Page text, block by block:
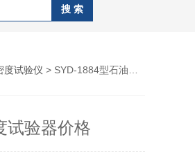
度试验仪 > SYD-1884型石油产品密度试验器价格
试验器价格